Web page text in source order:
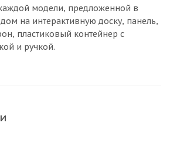
модели, предложенной в
на интерактивную доску, панель,
пластиковый контейнер с
и ручкой.